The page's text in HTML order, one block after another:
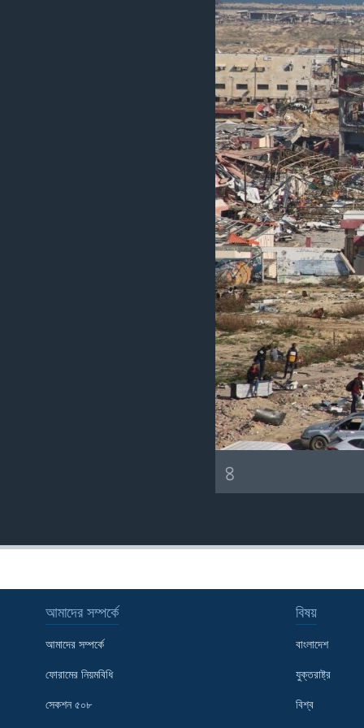
Learning English
৪
আমাদের সম্পর্কে
আমাদের সম্পর্কে
ফোরামের নিয়মবিধি
সেকশন ৫০৮
বিষয়
বাংলাদেশ
যুক্তরাষ্ট্র
বিশ্ব